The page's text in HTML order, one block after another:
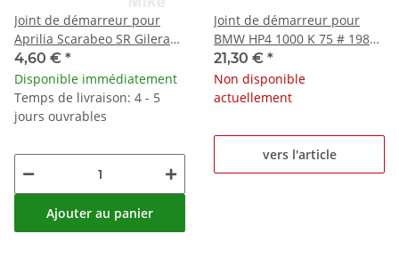
Joint de démarreur pour
Aprilia Scarabeo SR Gilera
Runner 100 125 180
4,60 € *
Disponible immédiatement
Temps de livraison: 4 - 5
jours ouvrables
Ajouter au panier
Joint de démarreur pour
BMW HP4 1000 K 75 # 1984-
2016
21,30 € *
Non disponible
actuellement
vers l'article